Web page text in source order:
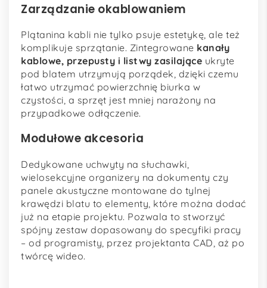
Zarządzanie okablowaniem
Plątanina kabli nie tylko psuje estetykę, ale też
komplikuje sprzątanie. Zintegrowane kanały
kablowe, przepusty i listwy zasilające ukryte
pod blatem utrzymują porządek, dzięki czemu
łatwo utrzymać powierzchnię biurka w
czystości, a sprzęt jest mniej narażony na
przypadkowe odłączenie.
Modułowe akcesoria
Dedykowane uchwyty na słuchawki,
wielosekcyjne organizery na dokumenty czy
panele akustyczne montowane do tylnej
krawędzi blatu to elementy, które można dodać
już na etapie projektu. Pozwala to stworzyć
spójny zestaw dopasowany do specyfiki pracy
– od programisty, przez projektanta CAD, aż po
twórcę wideo.